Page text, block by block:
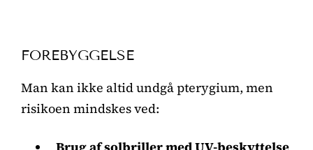
FOREBYGGELSE
Man kan ikke altid undgå pterygium, men
risikoen mindskes ved: